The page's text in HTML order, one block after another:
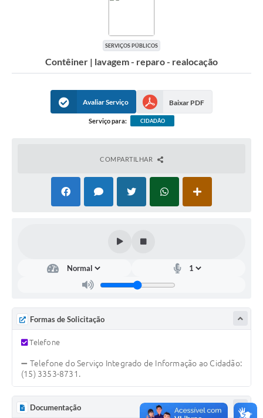
Perguntas e Respostas Frequentes
Selo Verde
Empreendedor
Plano Municipal de Retomada das Aulas Presenciais
Jornal (Edições anteriores)
Plano Municipal de Saneamento Básico
Arquivos para Download
Guarda Civil Municipal (GCM)
Arborização urbana
Manual para arquivo de remessa – NFSe
SERVIÇOS PÚBLICOS
Contêiner | lavagem - reparo - realocação
Avaliar Serviço Baixar PDF
Serviço para: CIDADÃO
COMPARTILHAR
Formas de Solicitação
Telefone
➖ Telefone do Serviço Integrado de Informação ao Cidadão:
(15) 3353-8731.
Documentação